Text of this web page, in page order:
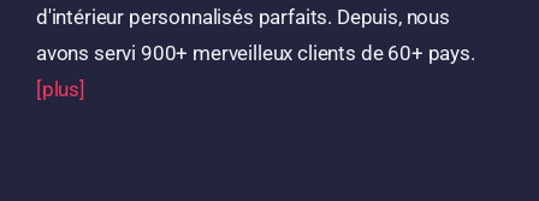
d'intérieur personnalisés parfaits. Depuis, nous
avons servi 900+ merveilleux clients de 60+ pays.
[plus]